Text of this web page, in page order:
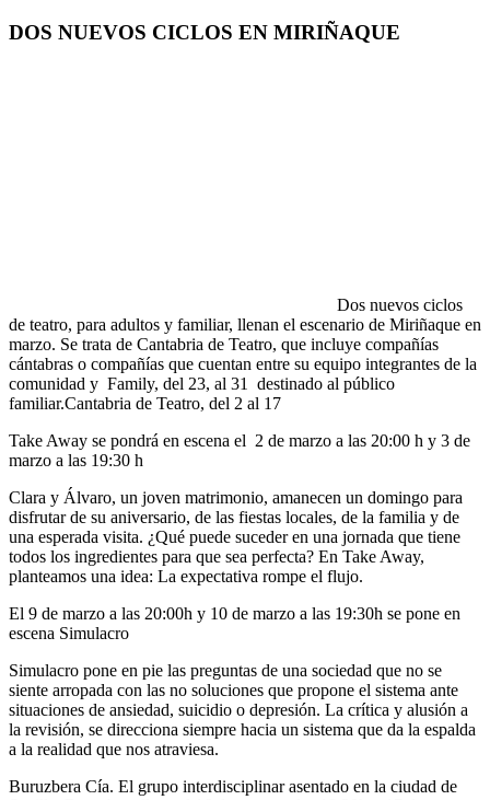
DOS NUEVOS CICLOS EN MIRIÑAQUE
Dos nuevos ciclos
de teatro, para adultos y familiar, llenan el escenario de Miriñaque en
marzo. Se trata de Cantabria de Teatro, que incluye compañías
cántabras o compañías que cuentan entre su equipo integrantes de la
comunidad y Family, del 23, al 31 destinado al público
familiar.Cantabria de Teatro, del 2 al 17
Take Away se pondrá en escena el 2 de marzo a las 20:00 h y 3 de
marzo a las 19:30 h
Clara y Álvaro, un joven matrimonio, amanecen un domingo para
disfrutar de su aniversario, de las fiestas locales, de la familia y de
una esperada visita. ¿Qué puede suceder en una jornada que tiene
todos los ingredientes para que sea perfecta? En Take Away,
planteamos una idea: La expectativa rompe el flujo.
El 9 de marzo a las 20:00h y 10 de marzo a las 19:30h se pone en
escena Simulacro
Simulacro pone en pie las preguntas de una sociedad que no se
siente arropada con las no soluciones que propone el sistema ante
situaciones de ansiedad, suicidio o depresión. La crítica y alusión a
la revisión, se direcciona siempre hacia un sistema que da la espalda
a la realidad que nos atraviesa.
Buruzbera Cía. El grupo interdisciplinar asentado en la ciudad de